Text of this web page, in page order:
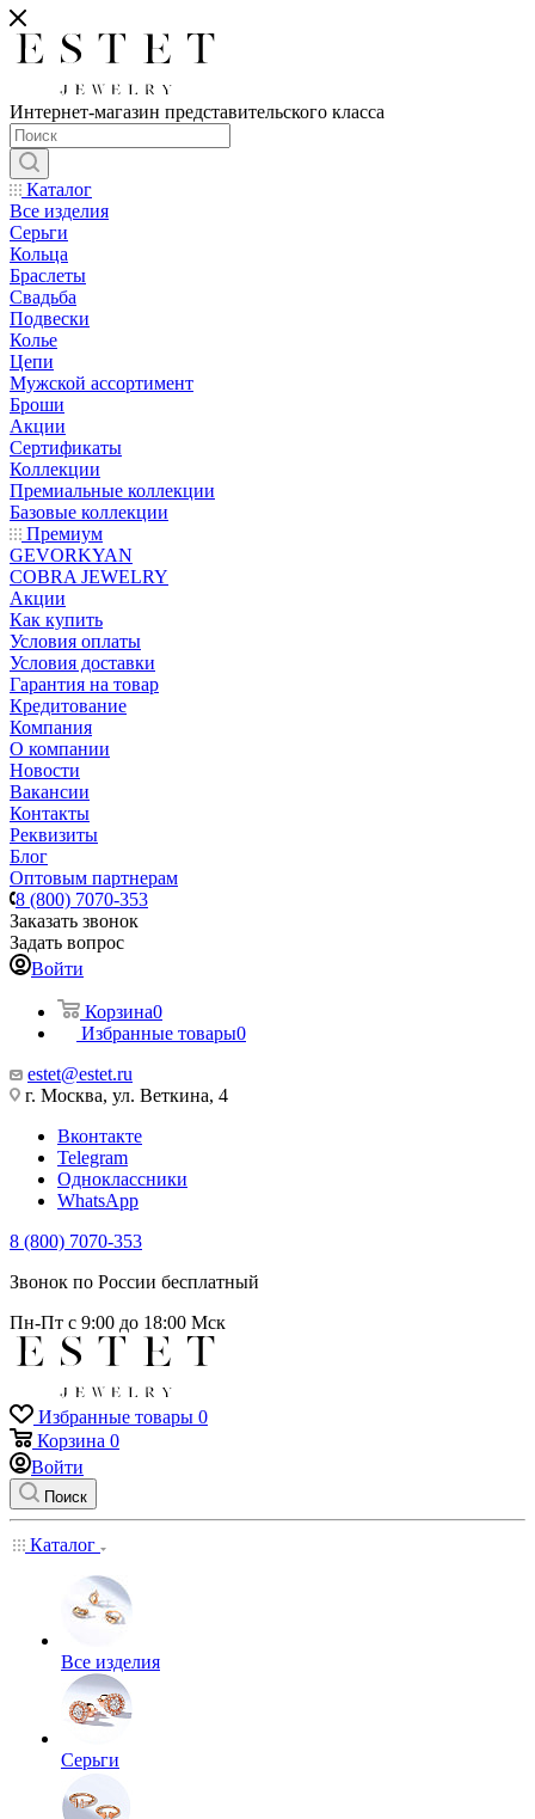
Интернет-магазин представительского класса
Каталог
Все изделия
Серьги
Кольца
Браслеты
Свадьба
Подвески
Колье
Цепи
Мужской ассортимент
Броши
Акции
Сертификаты
Коллекции
Премиальные коллекции
Базовые коллекции
Премиум
GEVORKYAN
COBRA JEWELRY
Акции
Как купить
Условия оплаты
Условия доставки
Гарантия на товар
Кредитование
Компания
О компании
Новости
Вакансии
Контакты
Реквизиты
Блог
Оптовым партнерам
8 (800) 7070-353
Заказать звонок
Задать вопрос
Войти
Корзина0
Избранные товары0
estet@estet.ru
г. Москва, ул. Веткина, 4
Вконтакте
Telegram
Одноклассники
WhatsApp
8 (800) 7070-353
Звонок по России бесплатный
Пн-Пт с 9:00 до 18:00 Мск
Избранные товары 0
Корзина 0
Войти
Поиск
Каталог
Все изделия
Серьги